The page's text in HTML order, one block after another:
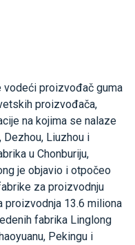
vodeći proizvođač guma
proizvođača,
na kojima se nalaze
Dezhou, Liuzhou i
u Chonburiju,
je objavio i otpočeo
za proizvodnju
proizvodnja 13.6 miliona
fabrika Linglong
Pekingu i